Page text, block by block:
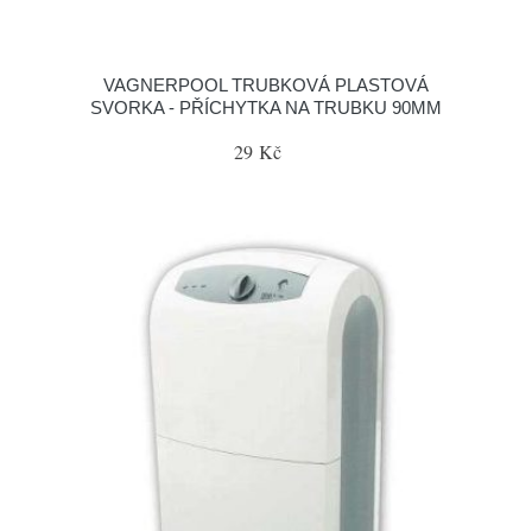
VAGNERPOOL TRUBKOVÁ PLASTOVÁ
SVORKA - PŘÍCHYTKA NA TRUBKU 90MM
29 Kč